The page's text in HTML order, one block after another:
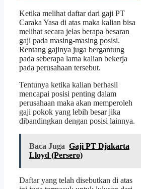
Ketika melihat daftar dari gaji PT
Caraka Yasa di atas maka kalian bisa
melihat secara jelas berapa besaran
gaji pada masing-masing posisi.
Rentang gajinya juga bergantung
pada seberapa lama kalian bekerja
pada perusahaan tersebut.
Tentunya ketika kalian berhasil
mencapai posisi penting dalam
perusahaan maka akan memperoleh
gaji pokok yang lebih besar jika
dibandingkan dengan posisi lainnya.
Baca Juga Gaji PT Djakarta
Lloyd (Persero)
Daftar yang telah disebutkan di atas